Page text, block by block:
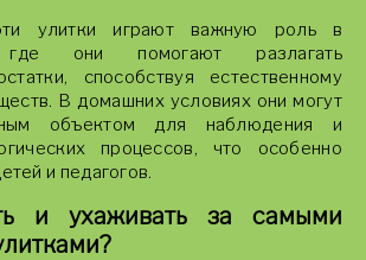
улитки играют важную роль в
где они помогают разлагать
способствуя естественному
В домашних условиях они могут
объектом для наблюдения и
процессов, что особенно
и педагогов.
и ухаживать за самыми